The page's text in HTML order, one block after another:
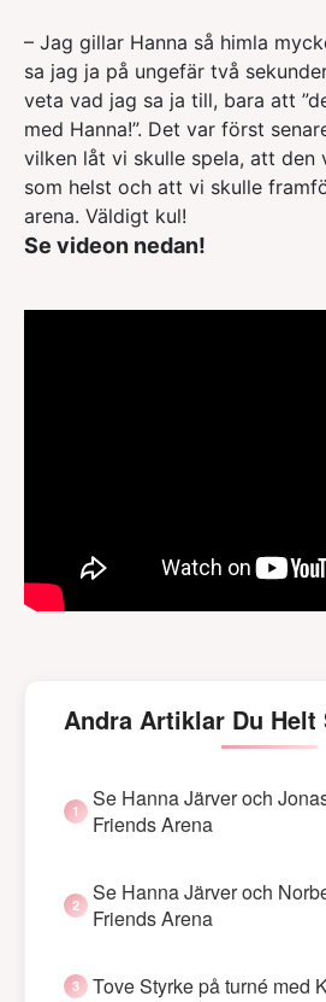
– Jag gillar Hanna så himla
sa jag ja på ungefär två
veta vad jag sa ja till, bara att
med Hanna!”. Det var först
vilken låt vi skulle spela, att den
som helst och att vi skulle
arena. Väldigt kul!
Se videon nedan!
Andra Artiklar Du Helt
Se Hanna Järver och
Friends Arena
Se Hanna Järver och
Friends Arena
Tove Styrke på turné med